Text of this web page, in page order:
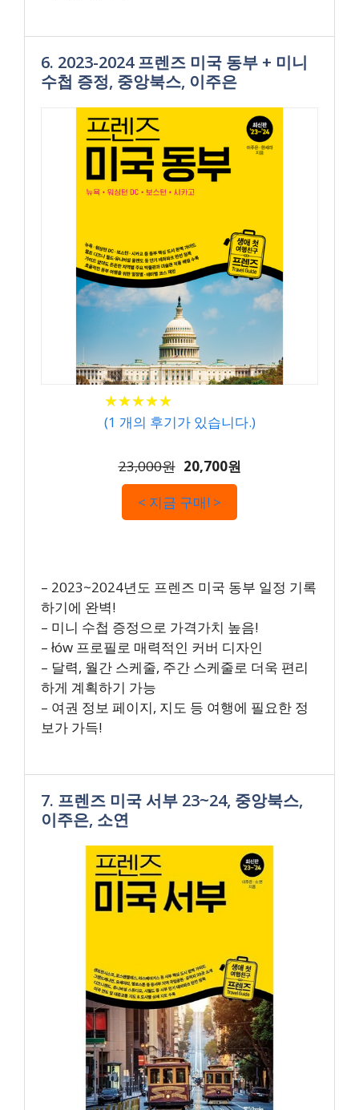
6. 2023-2024 프렌즈 미국 동부 + 미니
수첩 증정, 중앙북스, 이주은
★★★★★
★★★★★
(1 개의 후기가 있습니다.)
23,000원 20,700원
< 지금 구매! >
– 2023~2024년도 프렌즈 미국 동부 일정 기록
하기에 완벽!
– 미니 수첩 증정으로 가격가치 높음!
– łów 프로필로 매력적인 커버 디자인
– 달력, 월간 스케줄, 주간 스케줄로 더욱 편리
하게 계획하기 가능
– 여권 정보 페이지, 지도 등 여행에 필요한 정
보가 가득!
7. 프렌즈 미국 서부 23~24, 중앙북스,
이주은, 소연